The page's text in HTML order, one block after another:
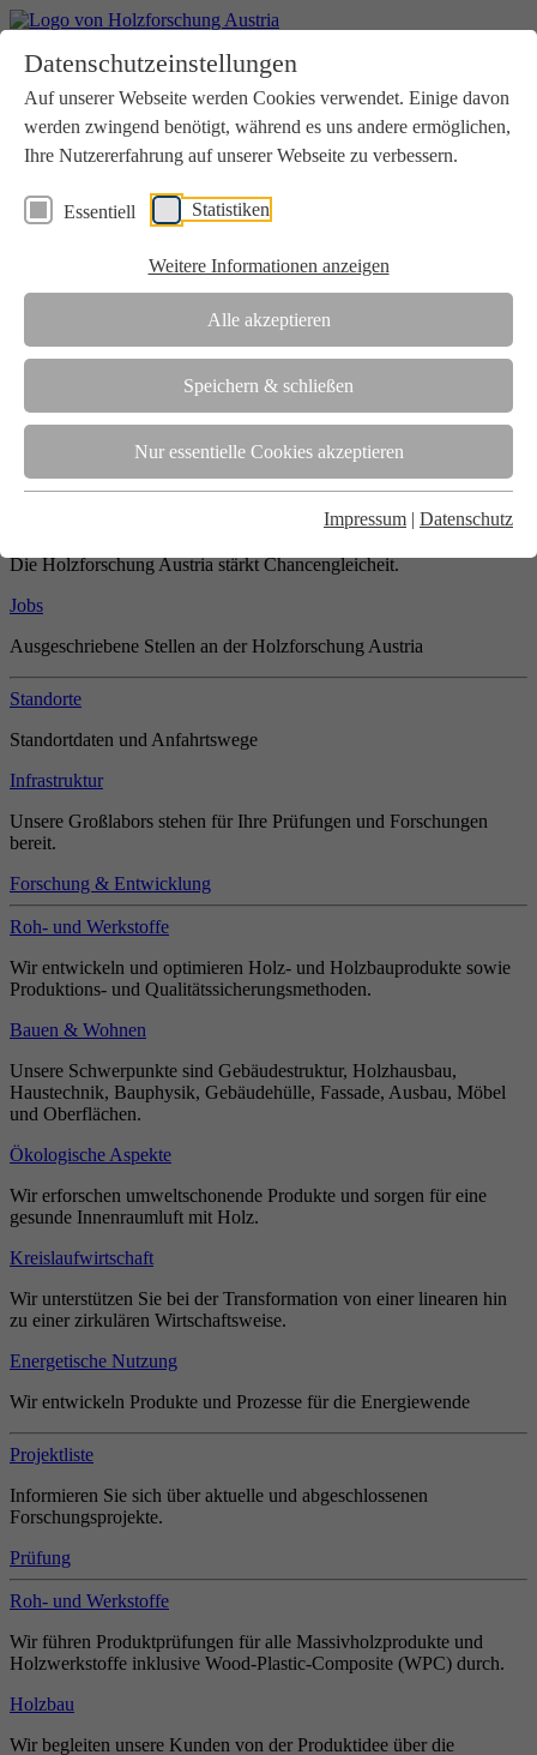
Datenschutzeinstellungen
Auf unserer Webseite werden Cookies verwendet. Einige davon
werden zwingend benötigt, während es uns andere ermöglichen,
Ihre Nutzererfahrung auf unserer Webseite zu verbessern.
Essentiell Statistiken
Weitere Informationen anzeigen
Alle akzeptieren
Speichern & schließen
Nur essentielle Cookies akzeptieren
Impressum | Datenschutz
Aktuelles
Downloads
Kontakt
Login
Verein
Wir unterstützen die Interessen der Holzbranche in enger
Zusammenarbeit mit Wissenschaft und Wirtschaft.
Die Holzforschung Austria ist akkreditierte Prüf-, Inspektions- und
Team
Unsere gesamte Kompetenz ist in unseren Mitarbeiter:innen
gebündelt
Die Holzforschung Austria stärkt Chancengleicheit.
Jobs
Ausgeschriebene Stellen an der Holzforschung Austria
Standorte
Standortdaten und Anfahrtswege
Infrastruktur
Unsere Großlabors stehen für Ihre Prüfungen und Forschungen
bereit.
Forschung & Entwicklung
Roh- und Werkstoffe
Wir entwickeln und optimieren Holz- und Holzbauprodukte sowie
Produktions- und Qualitätssicherungsmethoden.
Bauen & Wohnen
Unsere Schwerpunkte sind Gebäudestruktur, Holzhausbau,
Haustechnik, Bauphysik, Gebäudehülle, Fassade, Ausbau, Möbel
und Oberflächen.
Ökologische Aspekte
Wir erforschen umweltschonende Produkte und sorgen für eine
gesunde Innenraumluft mit Holz.
Kreislaufwirtschaft
Wir unterstützen Sie bei der Transformation von einer linearen hin
zu einer zirkulären Wirtschaftsweise.
Energetische Nutzung
Wir entwickeln Produkte und Prozesse für die Energiewende
Projektliste
Informieren Sie sich über aktuelle und abgeschlossenen
Forschungsprojekte.
Prüfung
Roh- und Werkstoffe
Wir führen Produktprüfungen für alle Massivholzprodukte und
Holzwerkstoffe inklusive Wood-Plastic-Composite (WPC) durch.
Holzbau
Wir begleiten unsere Kunden von der Produktidee über die